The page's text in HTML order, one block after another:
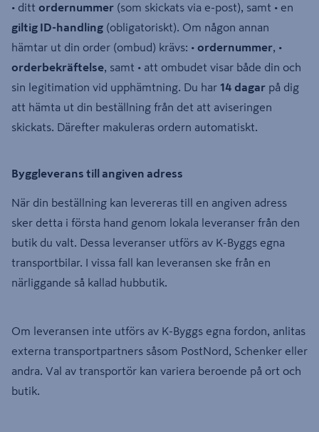
• ditt ordernummer (som skickats via e-post), samt • en
giltig ID-handling (obligatoriskt). Om någon annan
hämtar ut din order (ombud) krävs: • ordernummer , •
orderbekräftelse , samt • att ombudet visar både din och
sin legitimation vid upphämtning. Du har 14 dagar på dig
att hämta ut din beställning från det att aviseringen
skickats. Därefter makuleras ordern automatiskt.
Byggleverans till angiven adress
När din beställning kan levereras till en angiven adress
sker detta i första hand genom lokala leveranser från den
butik du valt. Dessa leveranser utförs av K-Byggs egna
transportbilar. I vissa fall kan leveransen ske från en
närliggande så kallad hubbutik.
Om leveransen inte utförs av K-Byggs egna fordon, anlitas
externa transportpartners såsom PostNord, Schenker eller
andra. Val av transportör kan variera beroende på ort och
butik.